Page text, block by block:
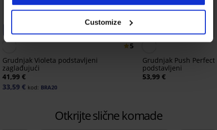
Customize
5
Grudnjak Violeta podstavljeni
zaglađujući
41,99 €
33,59 € kod: BRA20
Grudnjak Push
podstavljeni
53,99 €
Otkrijte slične komade